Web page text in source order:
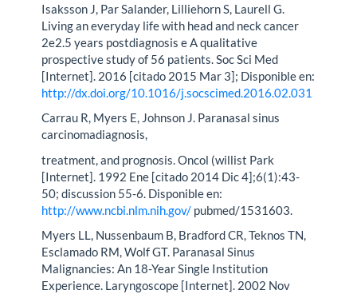
Isaksson J, Par Salander, Lilliehorn S, Laurell G.
Living an everyday life with head and neck cancer
2e2.5 years postdiagnosis e A qualitative
prospective study of 56 patients. Soc Sci Med
[Internet]. 2016 [citado 2015 Mar 3]; Disponible en:
http://dx.doi.org/10.1016/j.socscimed.2016.02.031
Carrau R, Myers E, Johnson J. Paranasal sinus
carcinomadiagnosis,
treatment, and prognosis. Oncol (willist Park
[Internet]. 1992 Ene [citado 2014 Dic 4];6(1):43-
50; discussion 55-6. Disponible en:
http://www.ncbi.nlm.nih.gov/ pubmed/1531603.
Myers LL, Nussenbaum B, Bradford CR, Teknos TN,
Esclamado RM, Wolf GT. Paranasal Sinus
Malignancies: An 18-Year Single Institution
Experience. Laryngoscope [Internet]. 2002 Nov